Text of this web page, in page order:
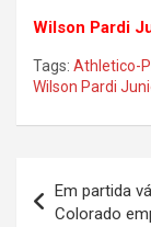
Wilson Pardi
Tags: Athletico-
Wilson Pardi
de
Em partida
Colorado